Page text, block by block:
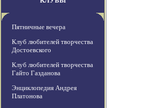
Пятничные вечера
Клуб любителей творчества
Достоевского
Клуб любителей творчества
Гайто Газданова
Энциклопедия Андрея
Платонова